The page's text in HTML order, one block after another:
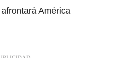
América